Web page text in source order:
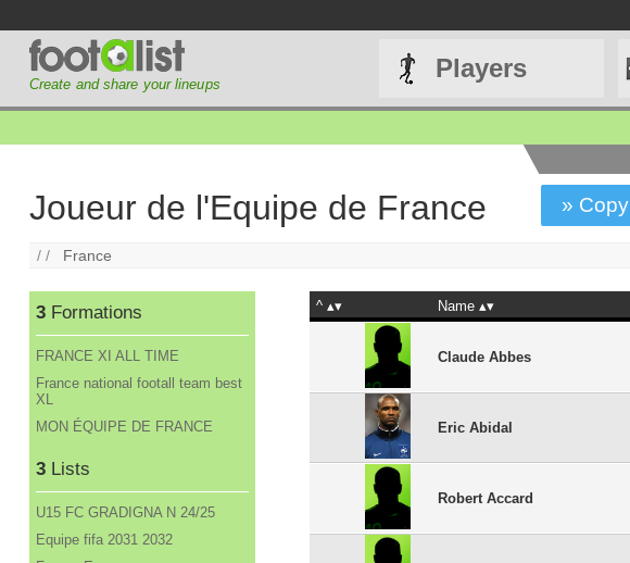
Create and share your lineups
Players
Joueur de l'Equipe de France » Copy
/ / France
3 Formations
FRANCE XI ALL TIME
France national footall team best
XL
MON ÉQUIPE DE FRANCE
3 Lists
U15 FC GRADIGNA N 24/25
Equipe fifa 2031 2032
^ Name
Claude Abbes
Eric Abidal
Robert Accard